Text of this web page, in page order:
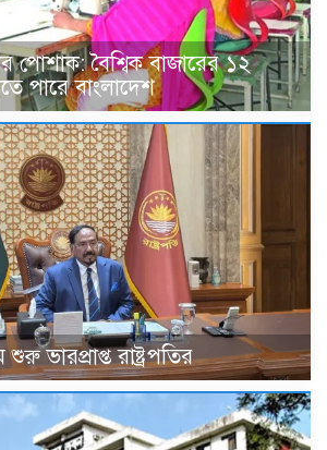
পোশাক: বৈশ্বিক বাজারের ১২
পারে বাংলাদেশ
ভারপ্রাপ্ত রাষ্ট্রপতির